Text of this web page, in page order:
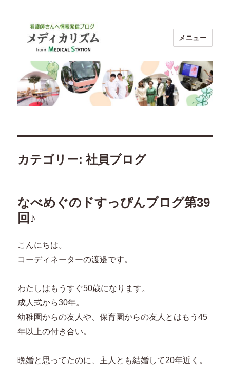
ブログ メディカリズム｜看護師のお
仕事探し【メディカルステーション】
メニュー
カテゴリー:社員ブログ
なべめぐのドすっぴんブログ第39
回♪
こんにちは。
コーディネーターの渡邉です。
わたしはもうすぐ50歳になります。
成人式から30年。
幼稚園からの友人や、保育園からの友人とはもう45
年以上の付き合い。
晩婚と思ってたのに、主人とも結婚して20年近く。